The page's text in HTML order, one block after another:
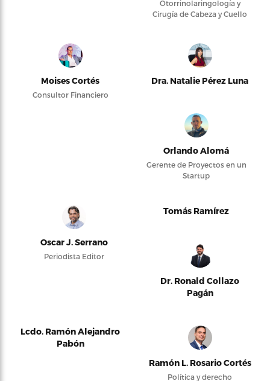
Otorrinolaringología y
Cirugía de Cabeza y Cuello
Moises Cortés
Consultor Financiero
Dra. Natalie Pérez Luna
Orlando Alomá
Gerente de Proyectos en un
Startup
Oscar J. Serrano
Periodista Editor
Tomás Ramírez
Dr. Ronald Collazo
Pagán
Lcdo. Ramón Alejandro
Pabón
Ramón L. Rosario Cortés
Política y derecho